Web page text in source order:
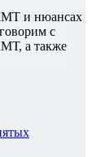
и нюансах
с
а также